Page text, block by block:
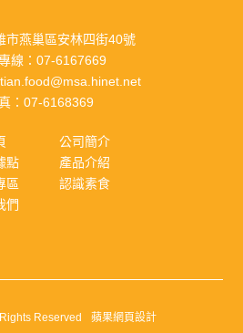
市燕巢區安林四街40號
線： 07-6167669
： 07-6168369
公司簡介
點
產品介紹
區
認識素食
們
Reserved 蘋果網頁設計